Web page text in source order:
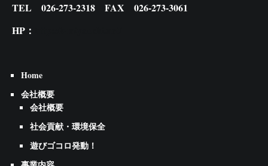
TEL 026-273-2318 FAX 026-273-3061
HP：
Home
会社概要
会社概要
社会貢献・環境保全
遊びゴコロ発動！